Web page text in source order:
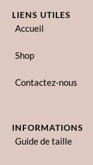
LIENS UTILES
Accueil
Shop
Contactez-nous
INFORMATIONS
Guide de taille